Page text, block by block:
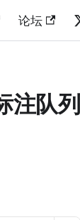
论坛
注队列